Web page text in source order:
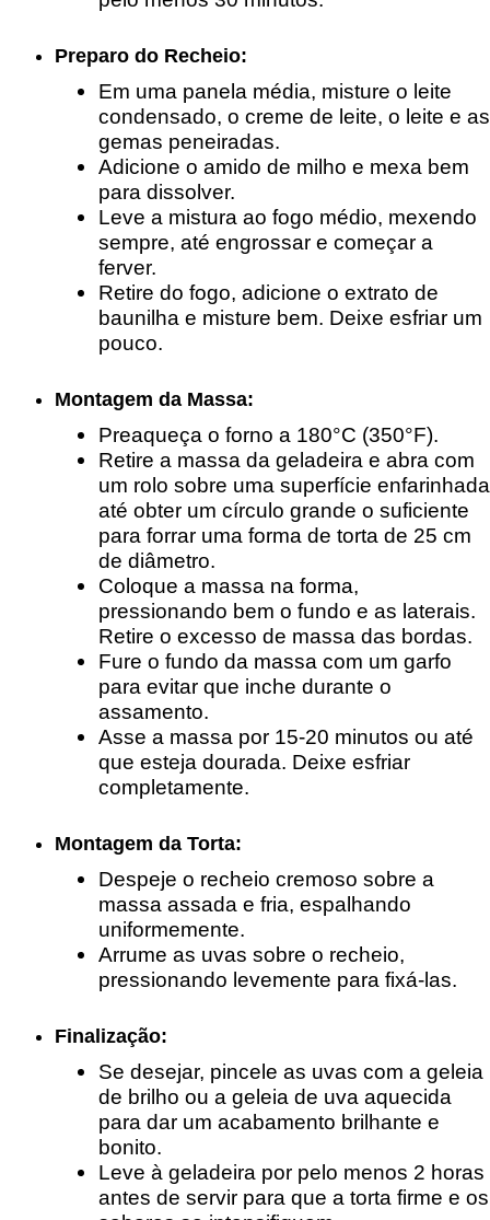
Preparo do Recheio:
Em uma panela média, misture o leite
condensado, o creme de leite, o leite e as
gemas peneiradas.
Adicione o amido de milho e mexa bem
para dissolver.
Leve a mistura ao fogo médio, mexendo
sempre, até engrossar e começar a
ferver.
Retire do fogo, adicione o extrato de
baunilha e misture bem. Deixe esfriar um
pouco.
Montagem da Massa:
Preaqueça o forno a 180°C (350°F).
Retire a massa da geladeira e abra com
um rolo sobre uma superfície enfarinhada
até obter um círculo grande o suficiente
para forrar uma forma de torta de 25 cm
de diâmetro.
Coloque a massa na forma,
pressionando bem o fundo e as laterais.
Retire o excesso de massa das bordas.
Fure o fundo da massa com um garfo
para evitar que inche durante o
assamento.
Asse a massa por 15-20 minutos ou até
que esteja dourada. Deixe esfriar
completamente.
Montagem da Torta:
Despeje o recheio cremoso sobre a
massa assada e fria, espalhando
uniformemente.
Arrume as uvas sobre o recheio,
pressionando levemente para fixá-las.
Finalização:
Se desejar, pincele as uvas com a geleia
de brilho ou a geleia de uva aquecida
para dar um acabamento brilhante e
bonito.
Leve à geladeira por pelo menos 2 horas
antes de servir para que a torta firme e os